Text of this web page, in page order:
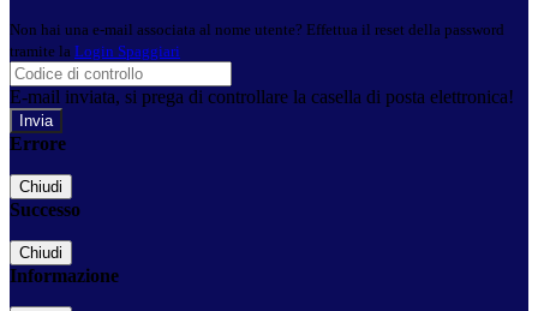
Non hai una e-mail associata al nome utente? Effettua il reset della password
tramite la Login Spaggiari
E-mail inviata, si prega di controllare la casella di posta elettronica!
Errore
Chiudi
Successo
Chiudi
Informazione